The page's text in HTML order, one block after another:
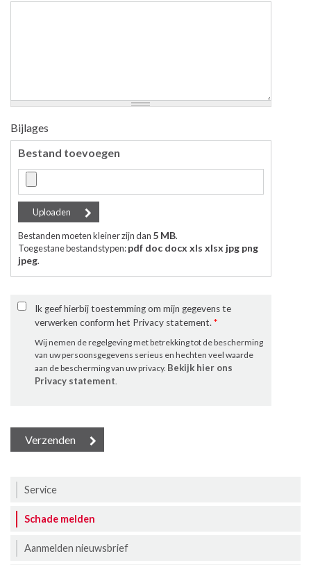
Bijlages
Bestand toevoegen
Bestanden moeten kleiner zijn dan 5 MB.
Toegestane bestandstypen:pdf doc docx xls xlsx jpg png
jpeg.
Ik geef hierbij toestemming om mijn gegevens te
verwerken conform het Privacy statement.*
Wij nemen de regelgeving met betrekking tot de bescherming
van uw persoonsgegevens serieus en hechten veel waarde
aan de bescherming van uw privacy. Bekijk hier ons
Privacy statement.
Service
Schade melden
Aanmelden nieuwsbrief